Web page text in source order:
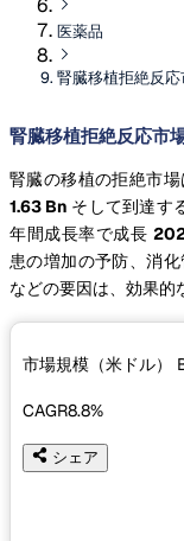
医薬品
腎臓移植拒絶反
腎臓移植拒絶反応市
腎臓の移植の拒絶市
1.63 Bn そして到達す
年間成長率で成長
患の増加の予防、消
などの要因は、効果的
市場規模（米ドル）
CAGR8.8%
シェア